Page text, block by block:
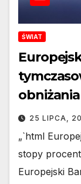
ŚWIAT
25 LIPCA,
„`html
stopy
Europejski